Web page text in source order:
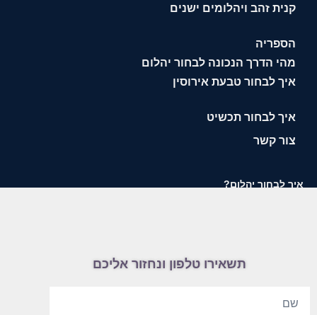
קנית זהב ויהלומים ישנים
הספריה
מהי הדרך הנכונה לבחור יהלום
איך לבחור טבעת אירוסין
איך לבחור תכשיט
צור קשר
איך לבחור יהלום?
תשאירו טלפון ונחזור אליכם